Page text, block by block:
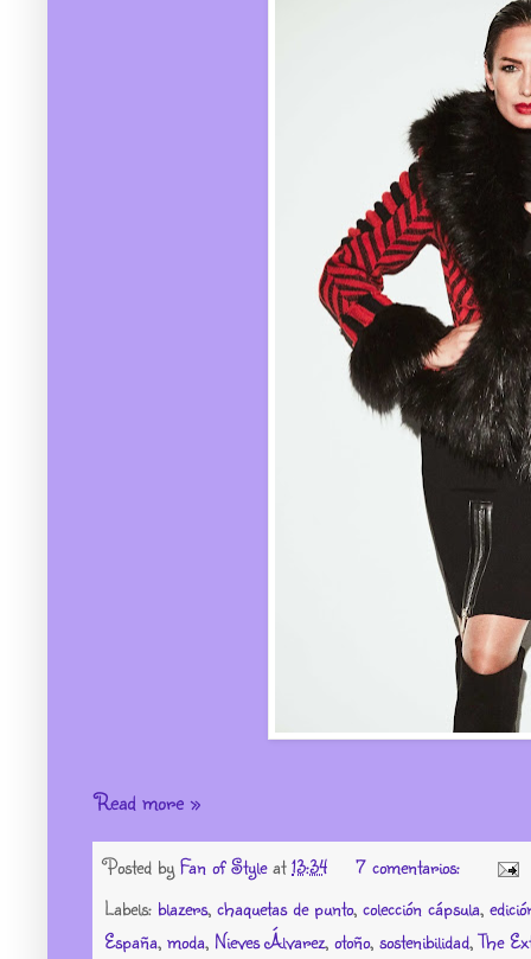
Read more »
Posted by Fan of Style at13:34
7 comentarios:
Labels: blazers, chaquetas de punto, colección cápsula,
España, moda, Nieves Álvarez, otoño, sostenibilidad,The